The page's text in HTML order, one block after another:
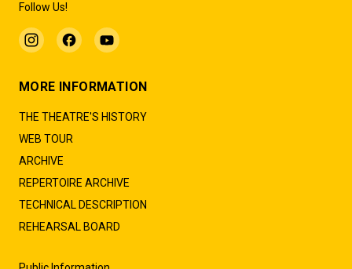
Follow Us!
MORE INFORMATION
THE THEATRE'S HISTORY
WEB TOUR
ARCHIVE
REPERTOIRE ARCHIVE
TECHNICAL DESCRIPTION
REHEARSAL BOARD